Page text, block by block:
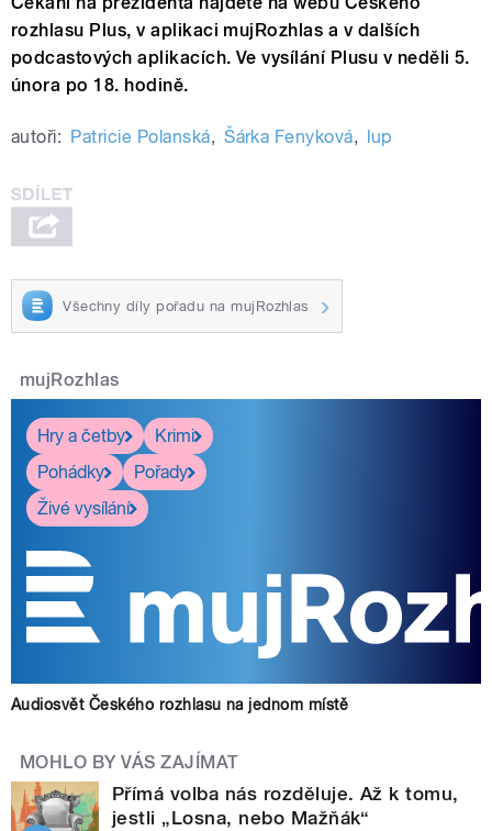
rozhlasu Plus, v aplikaci mujRozhlas a v dalších
podcastových aplikacích. Ve vysílání Plusu v neděli 5.
února po 18. hodině.
autoři: Patricie Polanská, Šárka Fenyková, lup
Všechny díly pořadu na mujRozhlas
mujRozhlas
Hry a četby
Krimi
Pohádky
Pořady
Živé vysílání
Audiosvět Českého rozhlasu na jednom místě
MOHLO BY VÁS ZAJÍMAT
Přímá volba nás rozděluje. Až k tomu,
jestli „Losna, nebo Mažňák“